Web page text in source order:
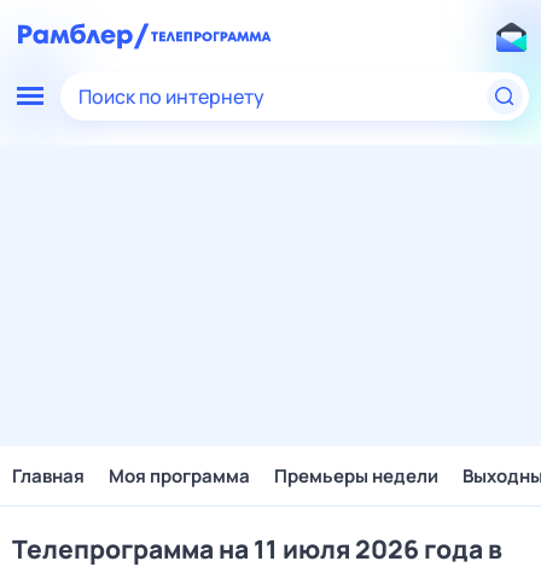
Поиск по интернету
Главная Моя программа Премьеры недели
Телепрограмма на 11 июля 2026 года в